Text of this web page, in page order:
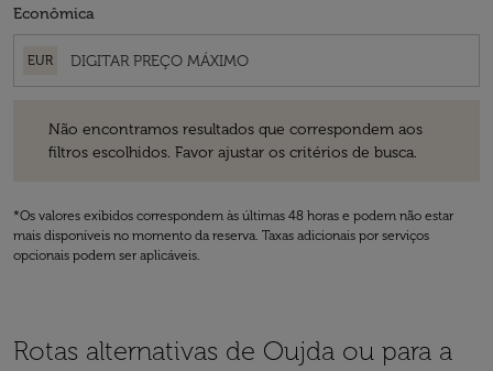
Econômica
EUR
Não encontramos resultados que correspondem aos
filtros escolhidos. Favor ajustar os critérios de busca.
*Os valores exibidos correspondem às últimas 48 horas e podem não estar
mais disponíveis no momento da reserva. Taxas adicionais por serviços
opcionais podem ser aplicáveis.
Rotas alternativas de Oujda ou para a